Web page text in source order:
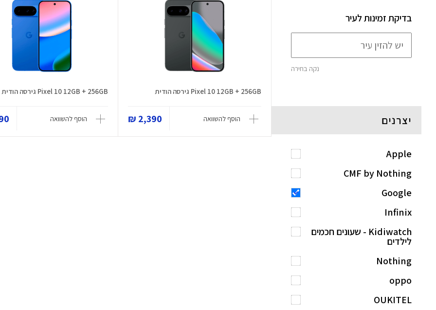
Pixel 10 12GB + 256GB גירסה הודית
הוסף להשוואה 2,390 ₪
Pixel 10 12GB + 256GB גירסה הודית
הוסף להשוואה ₪
בדיקת זמינות לעיר
נקה בחירה
יצרנים
Apple
CMF by Nothing
Google
Infinix
Kidiwatch - שעונים חכמים
לילדים
Nothing
oppo
OUKITEL